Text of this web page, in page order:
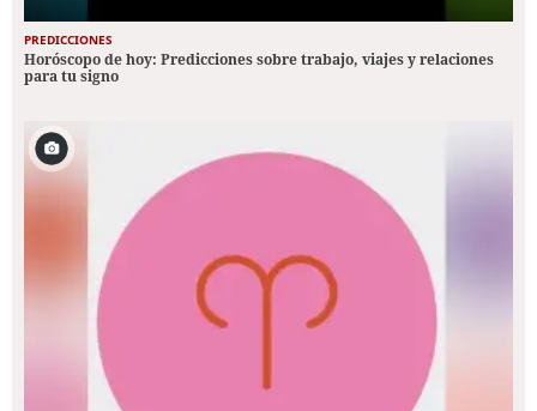
PREDICCIONES
Horóscopo de hoy: Predicciones sobre trabajo, viajes y relaciones
para tu signo